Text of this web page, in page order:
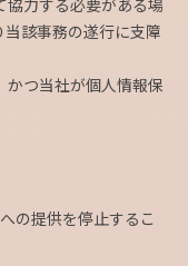
力する必要がある場
該事務の遂行に支障
かつ当社が個人情報保
の提供を停止するこ